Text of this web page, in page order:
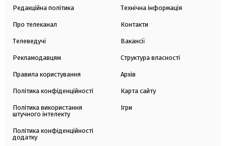
Редакційна політика
Про телеканал
Телеведучі
Рекламодавцям
Правила користування
Політика конфіденційності
Політика використання
штучного інтелекту
Політика конфіденційності
додатку
Технічна інформація
Контакти
Вакансії
Структура власності
Архів
Карта сайту
Ігри